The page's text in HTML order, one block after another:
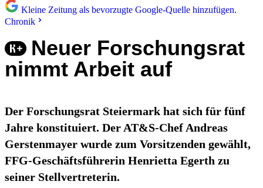
Kleine Zeitung als bevorzugte Google-Quelle hinzufügen.
Chronik
Neuer Forschungsrat
nimmt Arbeit auf
Der Forschungsrat Steiermark hat sich für fünf
Jahre konstituiert. Der AT&S-Chef Andreas
Gerstenmayer wurde zum Vorsitzenden gewählt,
FFG-Geschäftsführerin Henrietta Egerth zu
seiner Stellvertreterin.